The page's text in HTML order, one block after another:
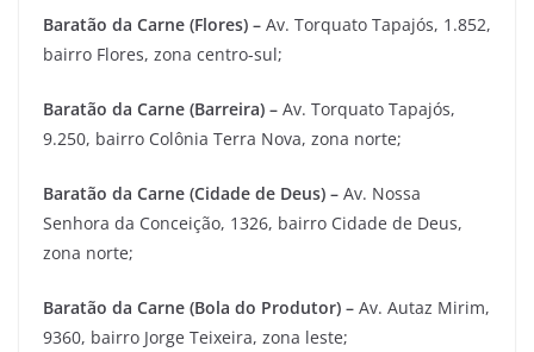
Baratão da Carne (Flores) – Av. Torquato Tapajós, 1.852,
bairro Flores, zona centro-sul;
Baratão da Carne (Barreira) – Av. Torquato Tapajós,
9.250, bairro Colônia Terra Nova, zona norte;
Baratão da Carne (Cidade de Deus) – Av. Nossa
Senhora da Conceição, 1326, bairro Cidade de Deus,
zona norte;
Baratão da Carne (Bola do Produtor) – Av. Autaz Mirim,
9360, bairro Jorge Teixeira, zona leste;